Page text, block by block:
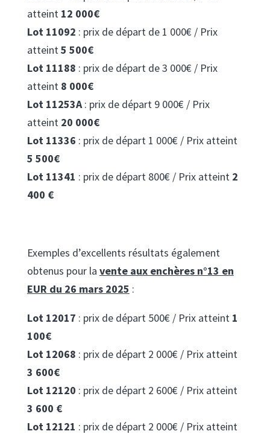
atteint 12 000€
Lot 11092 : prix de départ de 1 000€ / Prix
atteint 5 500€
Lot 11188 : prix de départ de 3 000€ / Prix
atteint 8 000€
Lot 11253A: prix de départ 9 000€ / Prix
atteint 20 000€
Lot 11336 : prix de départ 1 000€ / Prix atteint
5 500€
Lot 11341 : prix de départ 800€ / Prix atteint 2
400 €
Exemples d’excellents résultats également
obtenus pour la vente aux enchères n°13 en
EUR du 26 mars 2025 :
Lot 12017 : prix de départ 500€ / Prix atteint 1
100€
Lot 12068 : prix de départ 2 000€ / Prix atteint
3 600€
Lot 12120 : prix de départ 2 600€ / Prix atteint
3 600 €
Lot 12121 : prix de départ 2 000€ / Prix atteint